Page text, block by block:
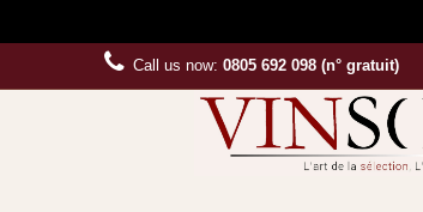
Call us now: 0805 692 098 (n° gratuit)